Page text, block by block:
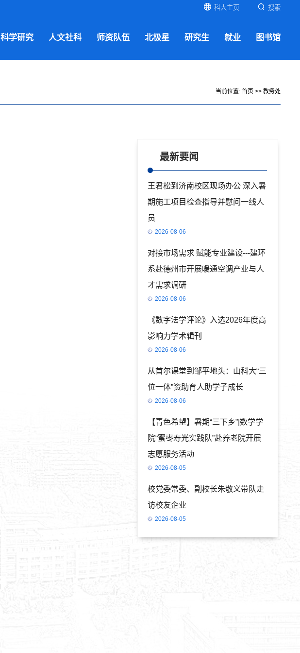
科大主页 搜索
科学研究 人文社科 师资队伍 北极星 研究生 就业 图书馆
当前位置: 首页 >> 教务处
最新要闻
王君松到济南校区现场办公 深入暑
期施工项目检查指导并慰问一线人
员
2026-08-06
对接市场需求 赋能专业建设---建环
系赴德州市开展暖通空调产业与人
才需求调研
2026-08-06
《数字法学评论》入选2026年度高
影响力学术辑刊
2026-08-06
从首尔课堂到邹平地头：山科大“三
位一体”资助育人助学子成长
2026-08-06
【青色希望】暑期“三下乡”|数学学
院“蜜枣寿光实践队”赴养老院开展
志愿服务活动
2026-08-05
校党委常委、副校长朱敬义带队走
访校友企业
2026-08-05